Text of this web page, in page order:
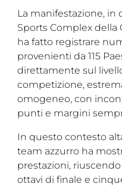
Videogallery
Cookie policy
Cerca
Feed
Dove siamo
Federazione
Fita HUB
La manifestazione, in
Sports Complex della
ha fatto registrare
provenienti da 115
direttamente sul
competizione,
omogeneo, con
punti e margini
In questo contesto
team azzurro ha
prestazioni,
ottavi di finale e